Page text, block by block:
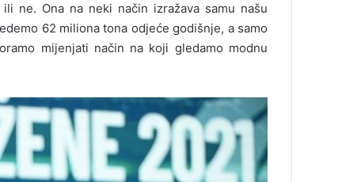
ne. Ona na neki način izražava samu našu
62 miliona tona odjeće godišnje, a samo
mijenjati način na koji gledamo modnu